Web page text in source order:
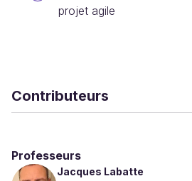
projet agile
Contributeurs
Professeurs
Jacques Labatte